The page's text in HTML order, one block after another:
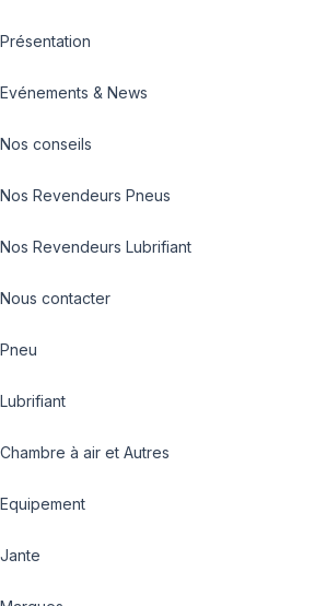
Présentation
Evénements & News
Nos conseils
Nos Revendeurs Pneus
Nos Revendeurs Lubrifiant
Nous contacter
Pneu
Lubrifiant
Chambre à air et Autres
Equipement
Jante